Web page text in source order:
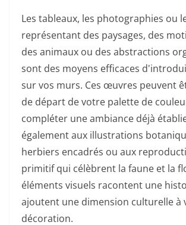
Les tableaux, les photographies ou
représentant des paysages, des
des animaux ou des abstractions
sont des moyens efficaces
sur vos murs. Ces œuvres peuvent
de départ de votre palette de
compléter une ambiance déjà
également aux illustrations
herbiers encadrés ou aux
primitif qui célèbrent la faune et la
éléments visuels racontent une
ajoutent une dimension culturelle à
décoration.